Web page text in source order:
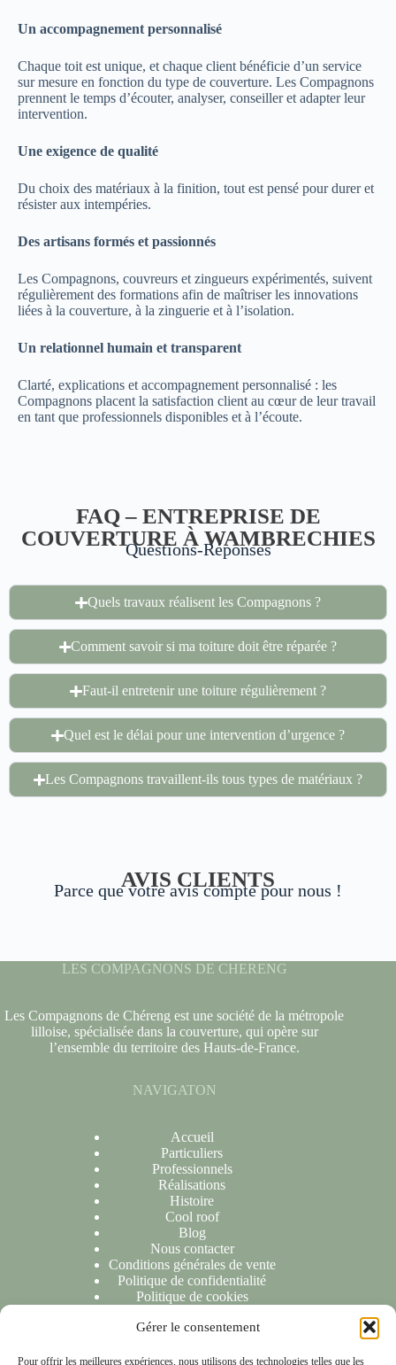
Gérer le consentement
Pour offrir les meilleures expériences, nous utilisons des technologies telles que les
Un accompagnement personnalisé
Chaque toit est unique, et chaque client bénéficie d’un service
sur mesure en fonction du type de couverture. Les Compagnons
prennent le temps d’écouter, analyser, conseiller et adapter leur
intervention.
Une exigence de qualité
Du choix des matériaux à la finition, tout est pensé pour durer et
résister aux intempéries.
Des artisans formés et passionnés
Les Compagnons, couvreurs et zingueurs expérimentés, suivent
régulièrement des formations afin de maîtriser les innovations
liées à la couverture, à la zinguerie et à l’isolation.
Un relationnel humain et transparent
Clarté, explications et accompagnement personnalisé : les
Compagnons placent la satisfaction client au cœur de leur travail
en tant que professionnels disponibles et à l’écoute.
FAQ – ENTREPRISE DE
COUVERTURE À WAMBRECHIES
Questions-Réponses
Quels travaux réalisent les Compagnons ?
Comment savoir si ma toiture doit être réparée ?
Faut-il entretenir une toiture régulièrement ?
Quel est le délai pour une intervention d’urgence ?
Les Compagnons travaillent-ils tous types de matériaux ?
AVIS CLIENTS
Parce que votre avis compte pour nous !
LES COMPAGNONS DE CHERENG
Les Compagnons de Chéreng est une société de la métropole
lilloise, spécialisée dans la couverture, qui opère sur
l’ensemble du territoire des Hauts-de-France.
NAVIGATON
Accueil
Particuliers
Professionnels
Réalisations
Histoire
Cool roof
Blog
Nous contacter
Conditions générales de vente
Politique de confidentialité
Politique de cookies